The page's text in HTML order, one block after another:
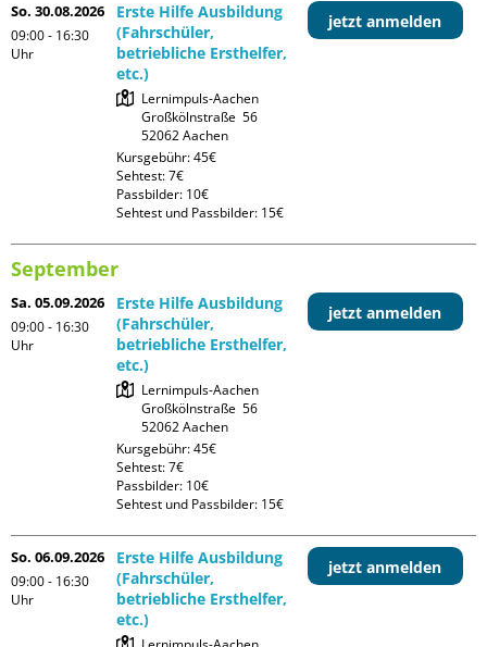
So. 30.08.2026
09:00 - 16:30
Uhr
Erste Hilfe Ausbildung
(Fahrschüler,
betriebliche Ersthelfer,
etc.)
Lernimpuls-Aachen
Großkölnstraße  56
Kursgebühr: 45€
Sehtest: 7€
Passbilder: 10€
Sehtest und Passbilder: 15€
jetzt anmelden
September
Sa. 05.09.2026
09:00 - 16:30
Uhr
Erste Hilfe Ausbildung
(Fahrschüler,
betriebliche Ersthelfer,
etc.)
Lernimpuls-Aachen
Großkölnstraße  56
Kursgebühr: 45€
Sehtest: 7€
Passbilder: 10€
Sehtest und Passbilder: 15€
jetzt anmelden
So. 06.09.2026
09:00 - 16:30
Uhr
Erste Hilfe Ausbildung
(Fahrschüler,
betriebliche Ersthelfer,
etc.)
jetzt anmelden